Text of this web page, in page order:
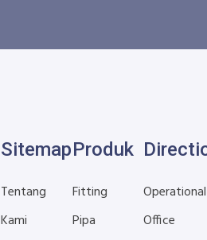
Sitemap
Tentang
Kami
Produk
Fitting
Pipa
Operational
Office